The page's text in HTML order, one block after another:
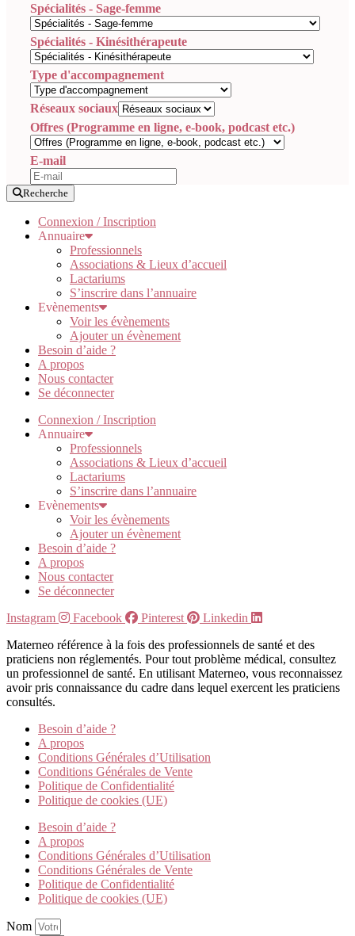
Spécialités - Sage-femme
Spécialités - Kinésithérapeute
Type d'accompagnement
Réseaux sociaux
Offres (Programme en ligne, e-book, podcast etc.)
E-mail
Recherche
Connexion / Inscription
Annuaire
Professionnels
Associations & Lieux d’accueil
Lactariums
S’inscrire dans l’annuaire
Evènements
Voir les évènements
Ajouter un évènement
Besoin d’aide ?
A propos
Nous contacter
Se déconnecter
Connexion / Inscription
Annuaire
Professionnels
Associations & Lieux d’accueil
Lactariums
S’inscrire dans l’annuaire
Evènements
Voir les évènements
Ajouter un évènement
Besoin d’aide ?
A propos
Nous contacter
Se déconnecter
Instagram
Facebook Pinterest
Linkedin
Materneo référence à la fois des professionnels de santé et des
praticiens non réglementés. Pour tout problème médical, consultez
un professionnel de santé. En utilisant Materneo, vous reconnaissez
avoir pris connaissance du cadre dans lequel exercent les praticiens
consultés.
Besoin d’aide ?
A propos
Conditions Générales d’Utilisation
Conditions Générales de Vente
Politique de Confidentialité
Politique de cookies (UE)
Besoin d’aide ?
A propos
Conditions Générales d’Utilisation
Conditions Générales de Vente
Politique de Confidentialité
Politique de cookies (UE)
Nom